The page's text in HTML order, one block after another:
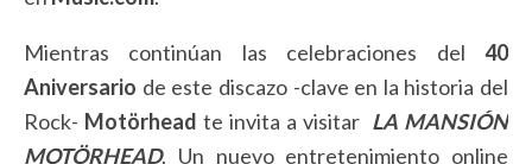
Mientras continúan las celebraciones del 40
Aniversario de este discazo -clave en la historia del
Rock- Motörhead te invita a visitar LA MANSIÓN
MOTÖRHEAD. Un nuevo entretenimiento online